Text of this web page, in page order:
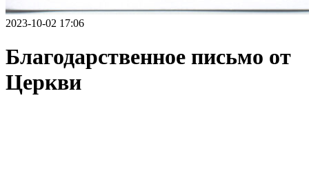
2023-10-02 17:06
Благодарственное письмо от
Церкви